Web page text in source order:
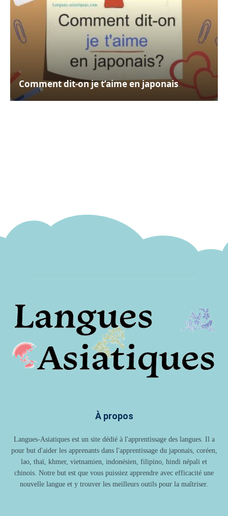
Comment dit-on je t’aime en japonais
À propos
Langues-Asiatiques est un site dédié à l'apprentissage des langues. Il a
pour but d'aider les apprenants dans l'apprentissage du japonais, coréen,
lao, thaï, khmer, vietnamien, indonésien, filipino, hindi népali et
chinois. Notre but est que vous puissiez apprendre avec efficacité une
nouvelle langue et y trouver les meilleurs outils pour la maîtriser.